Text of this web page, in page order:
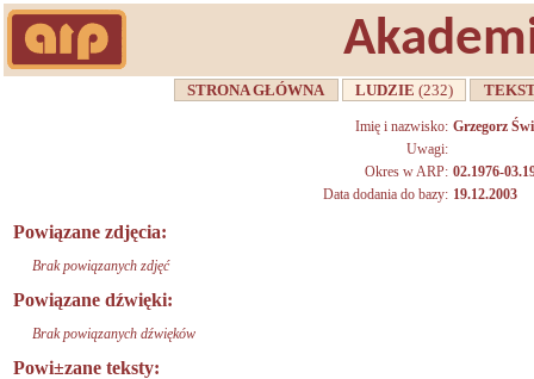
STRONA GŁÓWNA LUDZIE(232)
Imię i nazwisko: Grzegorz
Uwagi:
Okres w ARP: 02.1976-
Data dodania do bazy: 19.12.2003
Powiązane zdjęcia:
Brak powiązanych zdjęć
Powiązane dźwięki:
Brak powiązanych dźwięków
Powi±zane teksty: